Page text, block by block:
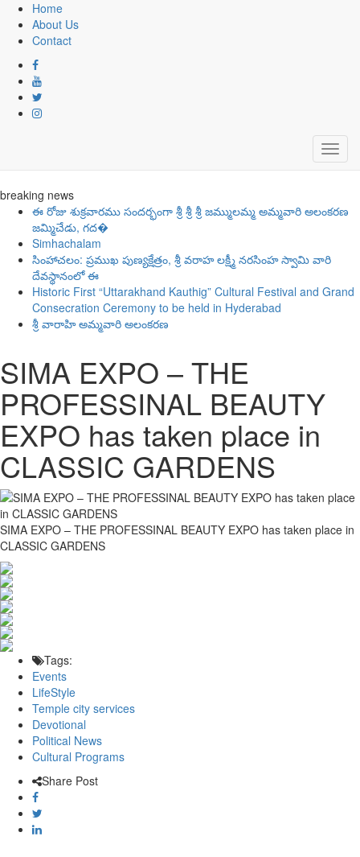
Home
About Us
Contact
breaking news
ఈ రోజు శుక్రవారము సందర్భంగా శ్రీ శ్రీ శ్రీ జమ్ములమ్మ అమ్మవారి అలంకరణ
జమ్మిచేడు, గద�
Simhachalam
​సింహాచలం: ప్రముఖ పుణ్యక్షేత్రం, శ్రీ వరాహ లక్ష్మీ నరసింహ స్వామి వారి
దేవస్థానంలో ఈ
Historic First “Uttarakhand Kauthig” Cultural Festival and Grand
Consecration Ceremony to be held in Hyderabad
శ్రీ వారాహి అమ్మవారి అలంకరణ
SIMA EXPO – THE
PROFESSINAL BEAUTY
EXPO has taken place in
CLASSIC GARDENS
SIMA EXPO – THE PROFESSINAL BEAUTY EXPO has taken place in
CLASSIC GARDENS
Tags:
Events
LifeStyle
Temple city services
Devotional
Political News
Cultural Programs
Share Post